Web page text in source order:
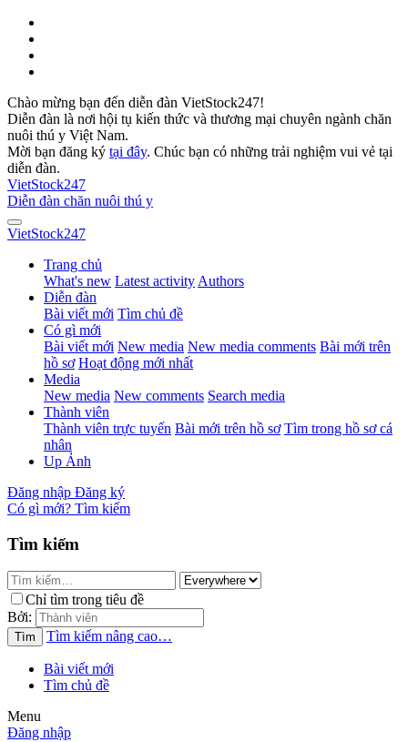
Chào mừng bạn đến diễn đàn VietStock247!
Diễn đàn là nơi hội tụ kiến thức và thương mại chuyên ngành chăn
nuôi thú y Việt Nam.
Mời bạn đăng ký tại đây. Chúc bạn có những trải nghiệm vui vẻ tại
diễn đàn.
VietStock247
Diễn đàn chăn nuôi thú y
VietStock247
Trang chủ
What's new Latest activity Authors
Diễn đàn
Bài viết mới Tìm chủ đề
Có gì mới
Bài viết mới New media New media comments Bài mới trên
hồ sơ Hoạt động mới nhất
Media
New media New comments Search media
Thành viên
Thành viên trực tuyến Bài mới trên hồ sơ Tìm trong hồ sơ cá
nhân
Up Ảnh
Đăng nhập Đăng ký
Có gì mới? Tìm kiếm
Tìm kiếm
Chỉ tìm trong tiêu đề
Bởi:
Tìm Tìm kiếm nâng cao…
Bài viết mới
Tìm chủ đề
Menu
Đăng nhập